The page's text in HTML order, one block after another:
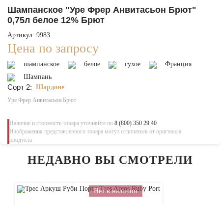
Шампанское "Уре Фрер Анвитасьон Брют"
0,75л белое 12% Брют
Артикул: 9983
Цена по запросу
шампанское белое сухое
Франция
Шампань
Сорт 2: Шардоне
Уре Фрер Анвитасьон Брют
Наличие и стоимость товара уточняйте по 8 (800) 350 29 40
Изображения представленного товара могут отличаться от оригинала
продукта
НЕДАВНО ВЫ СМОТРЕЛИ
Нет в наличии